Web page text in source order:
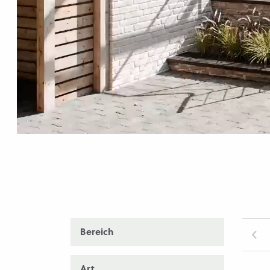
Bereich